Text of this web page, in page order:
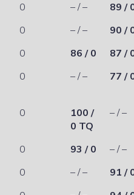
0 – / –
89 /
0 – / –
90 /
0 86 / 0
87 /
0 – / – 77 /
0
100 /
0 TQ
– / –
0 93 / 0
– / –
0 – / –
91 /